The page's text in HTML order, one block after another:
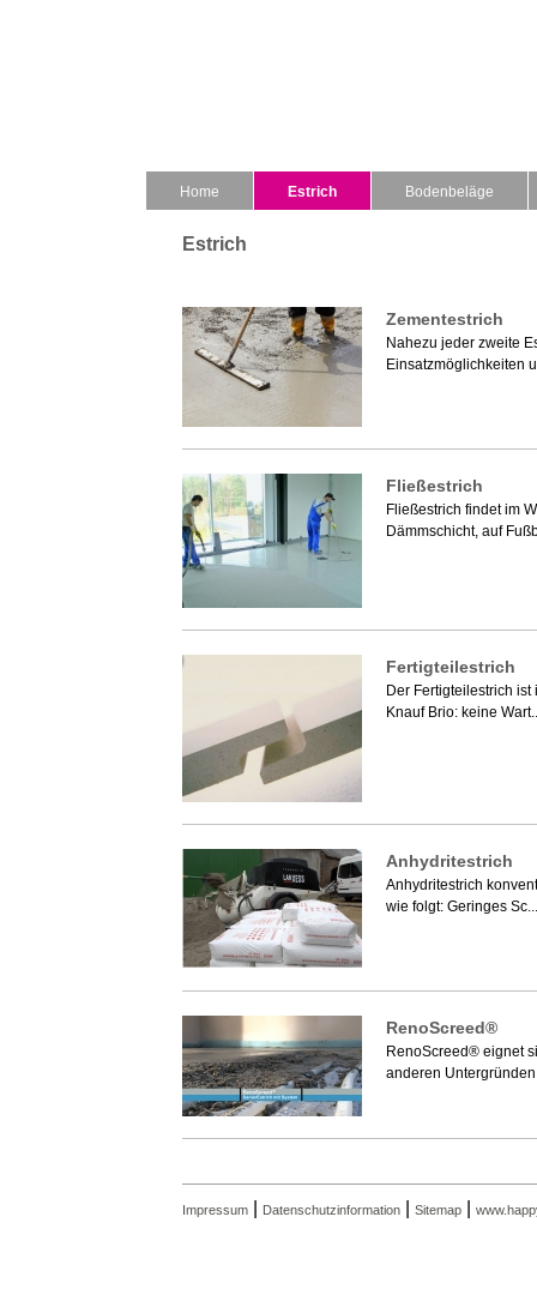
Home Estrich Bodenbeläge
Estrich
Zementestrich
Nahezu jeder zweite
Einsatzmöglichkeiten
Fließestrich
Fließestrich findet im
Dämmschicht, auf
Fertigteilestrich
Der Fertigteilestrich
Knauf Brio: keine
Anhydritestrich
Anhydritestrich
wie folgt: Geringes
RenoScreed®
RenoScreed® eignet
anderen
Impressum Datenschutzinformation Sitemap